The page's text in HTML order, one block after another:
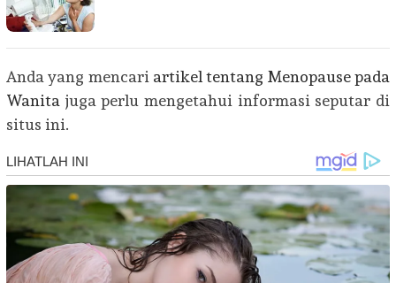
Anda yang mencari artikel tentang Menopause pada
Wanita juga perlu mengetahui informasi seputar di
situs ini.